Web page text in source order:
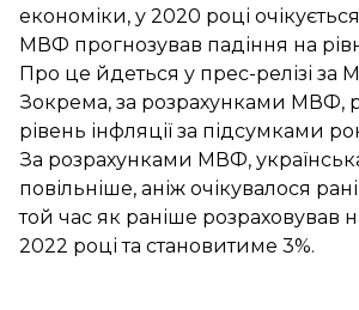
економіки, у 2020 році
МВФ прогнозував падіння на
Про це йдеться у прес-релізі за
Зокрема, за розрахунками МВФ,
рівень інфляції за підсумками
За розрахунками МВФ,
повільніше, аніж очікувалося
той час як раніше
2022 році та становитиме 3%.